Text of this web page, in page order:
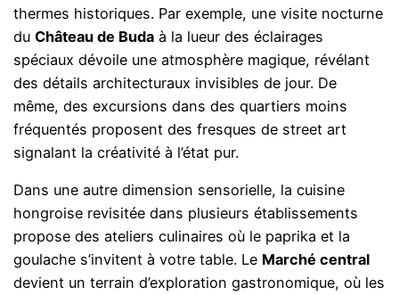
thermes historiques. Par exemple, une visite nocturne
duChâteau de Buda à la lueur des éclairages
spéciaux dévoile une atmosphère magique, révélant
des détails architecturaux invisibles de jour. De
même, des excursions dans des quartiers moins
fréquentés proposent des fresques de street art
signalant la créativité à l’état pur.
Dans une autre dimension sensorielle, la cuisine
hongroise revisitée dans plusieurs établissements
propose des ateliers culinaires où le paprika et la
goulache s’invitent à votre table. Le Marché central
devient un terrain d’exploration gastronomique, où les